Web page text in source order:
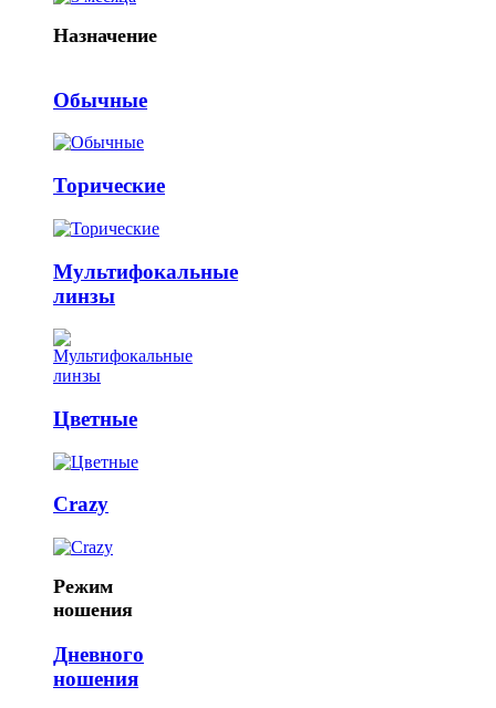
Назначение
Обычные
Торические
Мультифокальные
линзы
Цветные
Crazy
Режим
ношения
Дневного
ношения